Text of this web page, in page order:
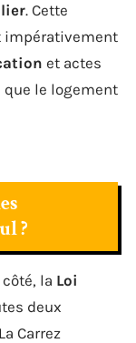
. Cette
impérativement
et actes
que le logement
?
la Loi
deux
Carrez